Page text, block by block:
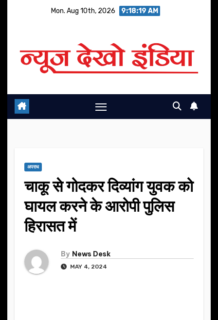
Mon. Aug 10th, 2026 9:18:19 AM
अपराध
चाकू से गोदकर दिव्यांग युवक को
घायल करने के आरोपी पुलिस
हिरासत में
By News Desk
MAY 4, 2024